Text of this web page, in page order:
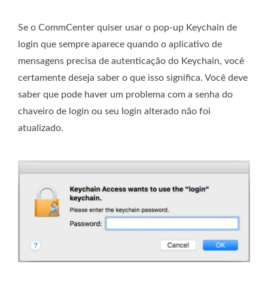
Se o CommCenter quiser usar o pop-up Keychain de
login que sempre aparece quando o aplicativo de
mensagens precisa de autenticação do Keychain, você
certamente deseja saber o que isso significa. Você deve
saber que pode haver um problema com a senha do
chaveiro de login ou seu login alterado não foi
atualizado.